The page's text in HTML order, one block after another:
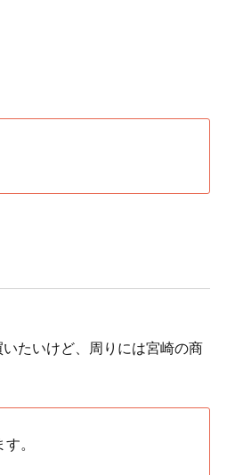
たいけど、周りには宮崎の商
。